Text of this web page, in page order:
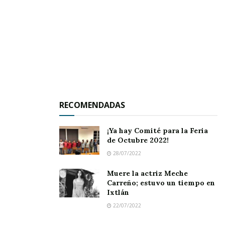
superiores, como la Auditoria Superior del
En Jala se hizo con Carlos Carrillo.Y desde mi
experiencia como proveedor de servicios, puedo
RECOMENDADAS
¡Ya hay Comité para la Feria
de Octubre 2022!
28/07/2022
Muere la actriz Meche
Carreño; estuvo un tiempo en
Ixtlán
22/07/2022